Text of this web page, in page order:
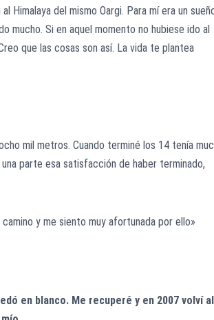
Himalaya del mismo Oargi. Para mí era un
mucho. Si en aquel momento no hubiese ido al
que las cosas son así. La vida te plantea
mil metros. Cuando terminé los 14 tenía
parte esa satisfacción de haber terminado,
y me siento muy afortunada por ello»
en blanco. Me recuperé y en 2007 volví al